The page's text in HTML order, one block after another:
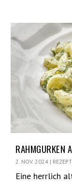
RAHMGURKEN
2. NOV. 2024 |
Eine herrlich